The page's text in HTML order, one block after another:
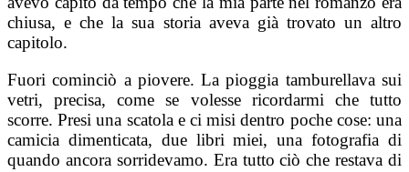
chiusa, e che la sua storia aveva già trovato un altro
capitolo.
Fuori cominciò a piovere. La pioggia tamburellava sui
vetri, precisa, come se volesse ricordarmi che tutto
scorre. Presi una scatola e ci misi dentro poche cose: una
camicia dimenticata, due libri miei, una fotografia di
quando ancora sorridevamo. Era tutto ciò che restava di